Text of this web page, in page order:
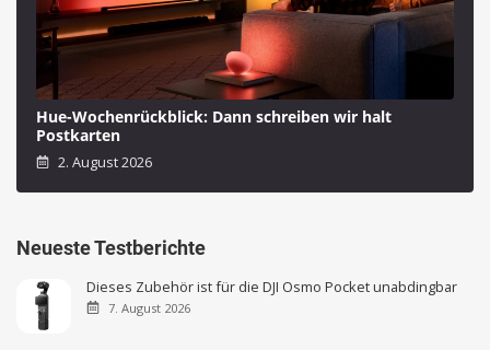
Hue-Wochenrückblick: Dann schreiben wir halt
Postkarten
2. August 2026
Neueste Testberichte
Dieses Zubehör ist für die DJI Osmo Pocket unabdingbar
7. August 2026